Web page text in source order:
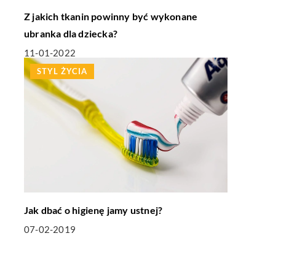
Z jakich tkanin powinny być wykonane
ubranka dla dziecka?
11-01-2022
STYL ŻYCIA
Jak dbać o higienę jamy ustnej?
07-02-2019